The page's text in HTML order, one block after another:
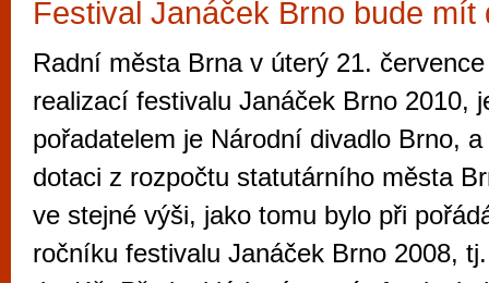
Festival Janáček Brno bude mít
Radní města Brna v úterý 21.
realizací festivalu Janáček Brno 2010,
pořadatelem je Národní divadlo Brno,
dotaci z rozpočtu statutárního města
ve stejné výši, jako tomu bylo při
ročníku festivalu Janáček Brno 2008,
Průvodce
Brně: Od
automaty
Brno je
zajímavé
restaurace,
Mimo jiné je ale také místem, kde si
vyzkoušet různé kasinové hry. V
metropoli naleznete širokou nabídku her